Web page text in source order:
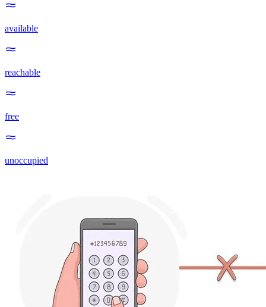
available
reachable
free
unoccupied